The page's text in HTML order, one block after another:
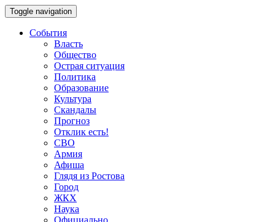
Toggle navigation
События
Власть
Общество
Острая ситуация
Политика
Образование
Культура
Скандалы
Прогноз
Отклик есть!
СВО
Армия
Афиша
Глядя из Ростова
Город
ЖКХ
Наука
Официально